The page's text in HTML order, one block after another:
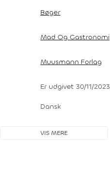
Bøger
Mad Og Gastronomi
Muusmann Forlag
Er udgivet 30/11/2023
Dansk
VIS MERE